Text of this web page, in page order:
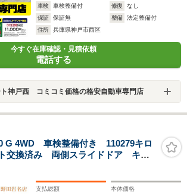
車検
車検整備付 修復
なし
保証
保証無 整備
法定整備付
住所
兵庫県神戸市西区
今すぐ在庫確認・見積依頼
電話する
ト神戸西 コミコミ価格の格安自動車専門店
G 4WD 車検整備付き 110279キロ
交換済み 両側スライドドア キー
ライトレベライザー ハイルー
ウ プライバシーガラス ドアバイ
グ ABS支払総額 本体価格